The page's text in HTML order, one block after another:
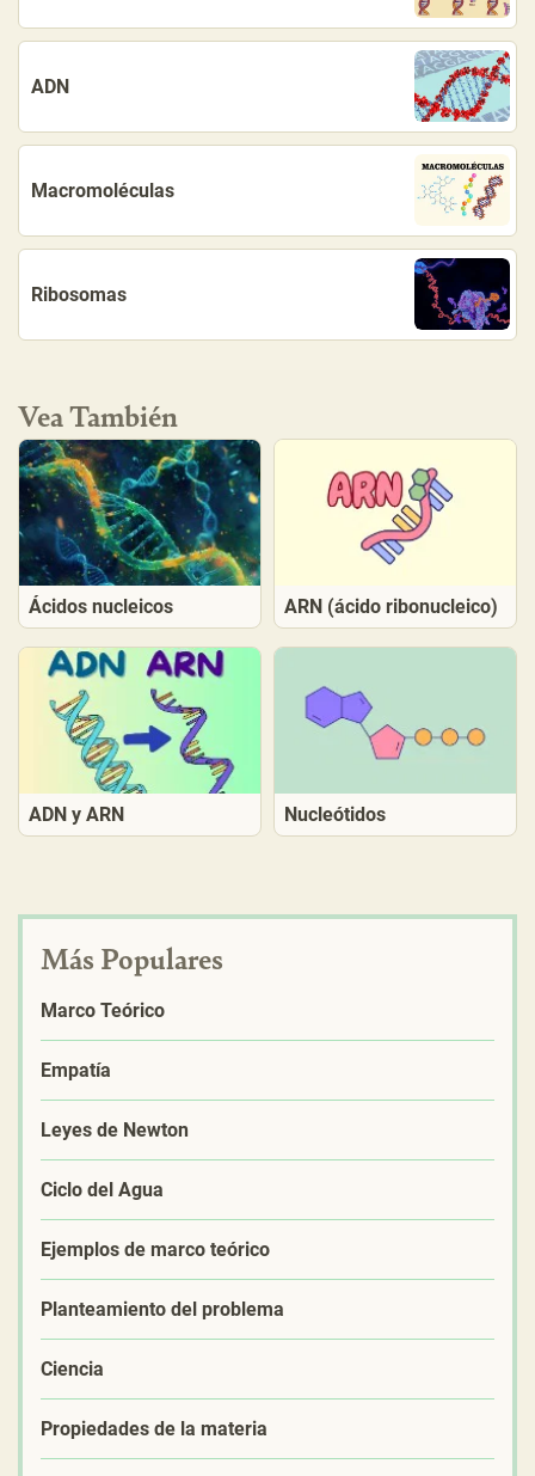
ADN
Macromoléculas
Ribosomas
Vea También
Ácidos nucleicos ARN (ácido ribonucleico)
ADN y ARN Nucleótidos
Más Populares
Marco Teórico
Empatía
Leyes de Newton
Ciclo del Agua
Ejemplos de marco teórico
Planteamiento del problema
Ciencia
Propiedades de la materia